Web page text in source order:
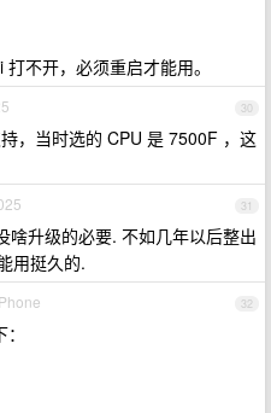
不开，必须重启才能用。
30
，当时选的 CPU 是 7500F ，这
31
啥升级的必要. 不如几年以后整出
用挺久的.
32